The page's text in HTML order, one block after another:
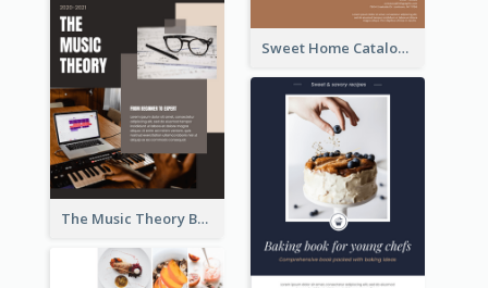
Sweet Home Catalog
The Music Theory Booklet